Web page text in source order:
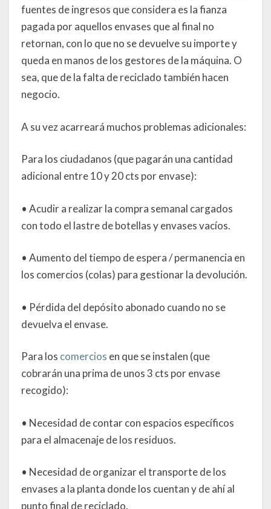
fuentes de ingresos que considera es la fianza
pagada por aquellos envases que al final no
retornan, con lo que no se devuelve su importe y
queda en manos de los gestores de la máquina. O
sea, que de la falta de reciclado también hacen
negocio.
A su vez acarreará muchos problemas adicionales:
Para los ciudadanos (que pagarán una cantidad
adicional entre 10 y 20 cts por envase):
• Acudir a realizar la compra semanal cargados
con todo el lastre de botellas y envases vacíos.
• Aumento del tiempo de espera / permanencia en
los comercios (colas) para gestionar la devolución.
• Pérdida del depósito abonado cuando no se
devuelva el envase.
Para los comercios en que se instalen (que
cobrarán una prima de unos 3 cts por envase
recogido):
• Necesidad de contar con espacios específicos
para el almacenaje de los residuos.
• Necesidad de organizar el transporte de los
envases a la planta donde los cuentan y de ahí al
punto final de reciclado.